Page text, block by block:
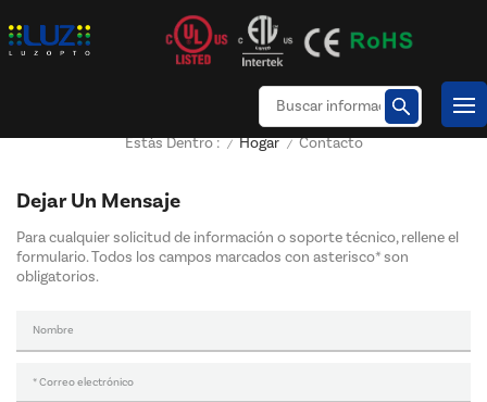
Estás Dentro : / Hogar / Contacto
Dejar Un Mensaje
Para cualquier solicitud de información o soporte técnico, rellene el
formulario. Todos los campos marcados con asterisco* son
obligatorios.